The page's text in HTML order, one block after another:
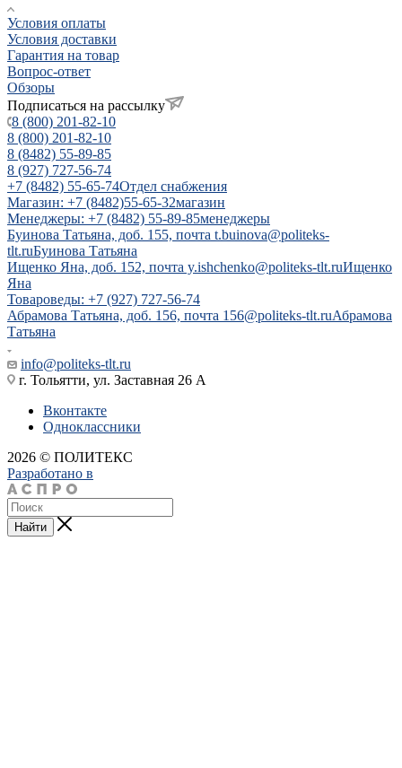
Условия оплаты
Условия доставки
Гарантия на товар
Вопрос-ответ
Обзоры
Подписаться на рассылку
8 (800) 201-82-10
8 (800) 201-82-10
8 (8482) 55-89-85
8 (927) 727-56-74
+7 (8482) 55-65-74Отдел снабжения
Магазин: +7 (8482)55-65-32магазин
Менеджеры: +7 (8482) 55-89-85менеджеры
Буинова Татьяна, доб. 155, почта t.buinova@politeks-
tlt.ruБуинова Татьяна
Ищенко Яна, доб. 152, почта y.ishchenko@politeks-tlt.ruИщенко
Яна
Товароведы: +7 (927) 727-56-74
Абрамова Татьяна, доб. 156, почта 156@politeks-tlt.ruАбрамова
Татьяна
info@politeks-tlt.ru
г. Тольятти, ул. Заставная 26 А
Вконтакте
Одноклассники
2026 © ПОЛИТЕКС
Разработано в
Найти